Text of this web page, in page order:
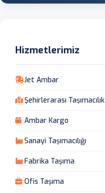
Hizmetlerimiz
Jet Ambar
Şehirlerarası Taşımacılık
Ambar Kargo
Sanayi Taşımacılığı
Fabrika Taşıma
Ofis Taşıma